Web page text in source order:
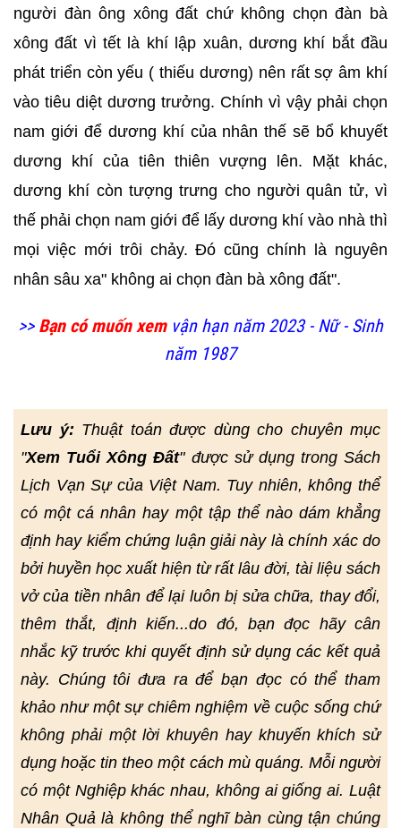
người đàn ông xông đất chứ không chọn đàn bà
xông đất vì tết là khí lập xuân, dương khí bắt đầu
phát triển còn yếu ( thiếu dương) nên rất sợ âm khí
vào tiêu diệt dương trưởng. Chính vì vậy phải chọn
nam giới để dương khí của nhân thế sẽ bổ khuyết
dương khí của tiên thiên vượng lên. Mặt khác,
dương khí còn tượng trưng cho người quân tử, vì
thế phải chọn nam giới để lấy dương khí vào nhà thì
mọi việc mới trôi chảy. Đó cũng chính là nguyên
nhân sâu xa" không ai chọn đàn bà xông đất".
>> Bạn có muốn xemvận hạn năm 2023 - Nữ - Sinh
năm 1987
Lưu ý: Thuật toán được dùng cho chuyên mục
"Xem Tuổi Xông Đất" được sử dụng trong Sách
Lịch Vạn Sự của Việt Nam. Tuy nhiên, không thể
có một cá nhân hay một tập thể nào dám khẳng
định hay kiểm chứng luận giải này là chính xác do
bởi huyền học xuất hiện từ rất lâu đời, tài liệu sách
vở của tiền nhân để lại luôn bị sửa chữa, thay đổi,
thêm thắt, định kiến...do đó, bạn đọc hãy cân
nhắc kỹ trước khi quyết định sử dụng các kết quả
này. Chúng tôi đưa ra để bạn đọc có thể tham
khảo như một sự chiêm nghiệm về cuộc sống chứ
không phải một lời khuyên hay khuyến khích sử
dụng hoặc tin theo một cách mù quáng. Mỗi người
có một Nghiệp khác nhau, không ai giống ai. Luật
Nhân Quả là không thể nghĩ bàn cùng tận chúng